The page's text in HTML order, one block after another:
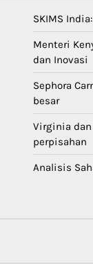
SKIMS
Menteri
dan Inovasi
Sephora
besar
Virginia
perpisahan
Analisis